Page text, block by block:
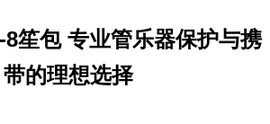
笙包 专业管乐器保护与携
带的理想选择